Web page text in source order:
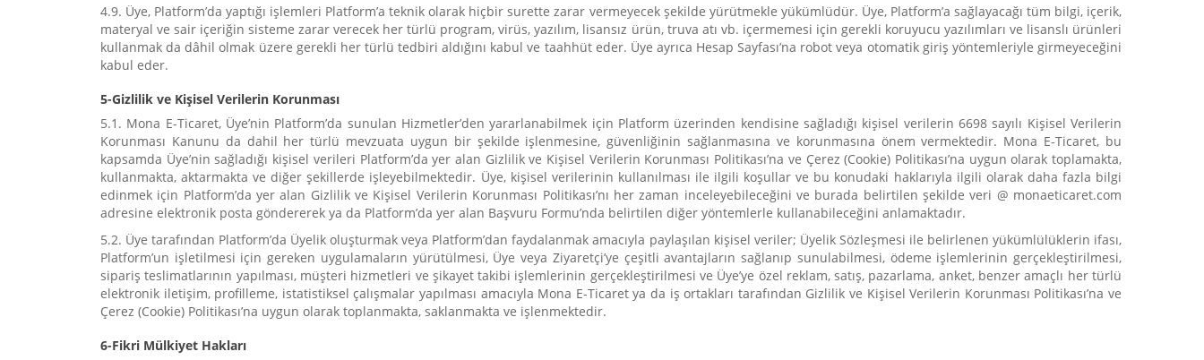
4.9. Üye, Platform’da yaptığı işlemleri Platform’a teknik olarak hiçbir surette zarar vermeyecek şekilde yürütmekle yükümlüdür. Üye, Platform’a sağlayacağı tüm bilgi, içerik,
materyal ve sair içeriğin sisteme zarar verecek her türlü program, virüs, yazılım, lisansız ürün, truva atı vb. içermemesi için gerekli koruyucu yazılımları ve lisanslı ürünleri
kullanmak da dâhil olmak üzere gerekli her türlü tedbiri aldığını kabul ve taahhüt eder. Üye ayrıca Hesap Sayfası’na robot veya otomatik giriş yöntemleriyle girmeyeceğini
kabul eder.
5-Gizlilik ve Kişisel Verilerin Korunması
5.1. Mona E-Ticaret, Üye’nin Platform’da sunulan Hizmetler’den yararlanabilmek için Platform üzerinden kendisine sağladığı kişisel verilerin 6698 sayılı Kişisel Verilerin
Korunması Kanunu da dahil her türlü mevzuata uygun bir şekilde işlenmesine, güvenliğinin sağlanmasına ve korunmasına önem vermektedir. Mona E-Ticaret, bu
kapsamda Üye’nin sağladığı kişisel verileri Platform’da yer alan Gizlilik ve Kişisel Verilerin Korunması Politikası’na ve Çerez (Cookie) Politikası’na uygun olarak toplamakta,
kullanmakta, aktarmakta ve diğer şekillerde işleyebilmektedir. Üye, kişisel verilerinin kullanılması ile ilgili koşullar ve bu konudaki haklarıyla ilgili olarak daha fazla bilgi
edinmek için Platform’da yer alan Gizlilik ve Kişisel Verilerin Korunması Politikası’nı her zaman inceleyebileceğini ve burada belirtilen şekilde veri @ monaeticaret.com
adresine elektronik posta göndererek ya da Platform’da yer alan Başvuru Formu’nda belirtilen diğer yöntemlerle kullanabileceğini anlamaktadır.
5.2. Üye tarafından Platform’da Üyelik oluşturmak veya Platform’dan faydalanmak amacıyla paylaşılan kişisel veriler; Üyelik Sözleşmesi ile belirlenen yükümlülüklerin ifası,
Platform’un işletilmesi için gereken uygulamaların yürütülmesi, Üye veya Ziyaretçi’ye çeşitli avantajların sağlanıp sunulabilmesi, ödeme işlemlerinin gerçekleştirilmesi,
sipariş teslimatlarının yapılması, müşteri hizmetleri ve şikayet takibi işlemlerinin gerçekleştirilmesi ve Üye’ye özel reklam, satış, pazarlama, anket, benzer amaçlı her türlü
elektronik iletişim, profilleme, istatistiksel çalışmalar yapılması amacıyla Mona E-Ticaret ya da iş ortakları tarafından Gizlilik ve Kişisel Verilerin Korunması Politikası’na ve
Çerez (Cookie) Politikası’na uygun olarak toplanmakta, saklanmakta ve işlenmektedir.
6-Fikri Mülkiyet Hakları